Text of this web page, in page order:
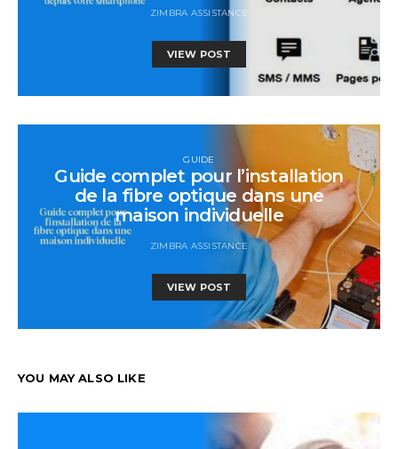
ZIMBRA ASSISTANCE
VIEW POST
GUIDE
Guide complet pour l’installation
de la fibre optique dans une
maison individuelle
ZIMBRA ASSISTANCE
VIEW POST
YOU MAY ALSO LIKE